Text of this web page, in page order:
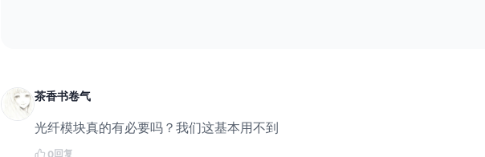
茶香书卷气
光纤模块真的有必要吗？我们这基本用不到
0回复